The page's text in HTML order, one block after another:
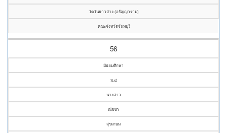
วัดวันยาวล่าง (อรัญญาราม)
คณะจังหวัดจันทบุรี
56
มัธยมศึกษา
ม.๔
นางสาว
ณัชชา
สุขเกษม